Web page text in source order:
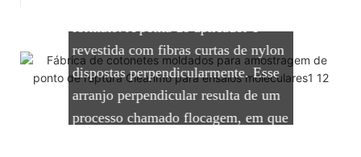
revestida com fibras curtas de nylon
dispostas perpendicularmente. Esse
arranjo perpendicular resulta de um
processo chamado flocagem, em que